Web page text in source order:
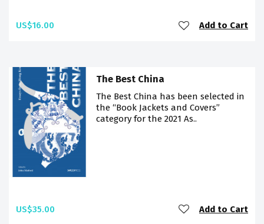
US$16.00 Add to Cart
The Best China
The Best China has been selected in
the “Book Jackets and Covers”
category for the 2021 As..
US$35.00 Add to Cart